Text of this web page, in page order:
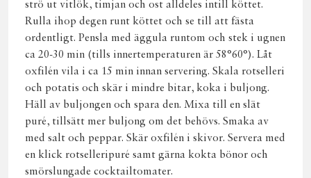
strö ut vitlök, timjan och ost alldeles intill köttet.
Rulla ihop degen runt köttet och se till att fästa
ordentligt. Pensla med äggula runtom och stek i ugnen
ca 20-30 min (tills innertemperaturen är 58°60°). Låt
oxfilén vila i ca 15 min innan servering. Skala rotselleri
och potatis och skär i mindre bitar, koka i buljong.
Häll av buljongen och spara den. Mixa till en slät
puré, tillsätt mer buljong om det behövs. Smaka av
med salt och peppar. Skär oxfilén i skivor. Servera med
en klick rotselleripuré samt gärna kokta bönor och
smörslungade cocktailtomater.